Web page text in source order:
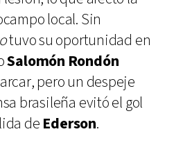
local. Sin
tuvo su oportunidad en
Salomón Rondón
pero un despeje
brasileña evitó el gol
de Ederson.